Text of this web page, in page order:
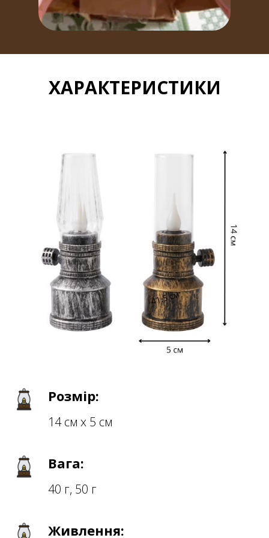
ХАРАКТЕРИСТИКИ
Розмір:
14 см х 5 см
Вага:
40 г, 50 г
Живлення: